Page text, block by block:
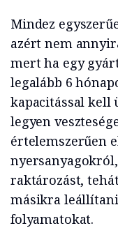
Mindez
azért nem
mert ha egy
legalább 6
kapacitással kell
legyen
értelemszerűen
raktározást,
másikra
folyamatokat.